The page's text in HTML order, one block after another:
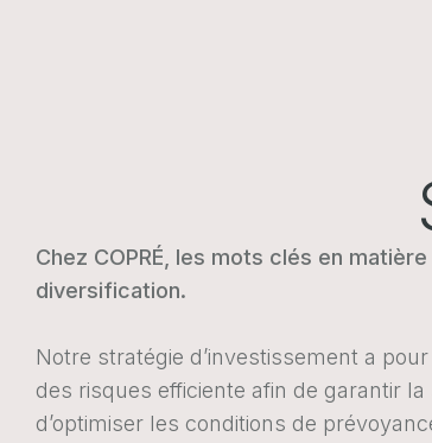
Chez COPRÉ, les mots clés en
diversification.
Notre stratégie d’investissement a
des risques efficiente afin de garantir
d’optimiser les conditions de